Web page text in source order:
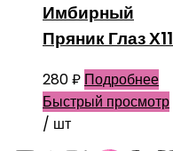
Имбирный
Пряник Глаз Х11
280₽ Подробнее
Быстрый просмотр
/ шт